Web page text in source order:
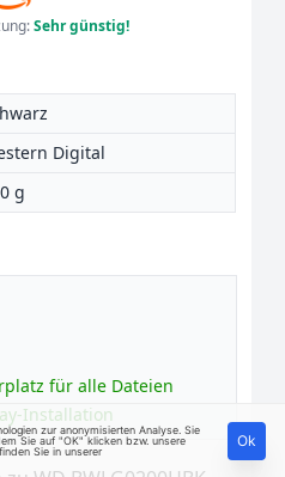
Sehr günstig!
Digital
g
für alle Dateien
Installation
zur anonymisierten Analyse. Sie
Sie auf "OK" klicken bzw. unsere
Sie in unserer
Ok